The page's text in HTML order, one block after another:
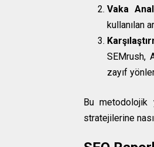
Vaka
kullanılan
SEMrush,
zayıf
Bu metodolojik
stratejilerine